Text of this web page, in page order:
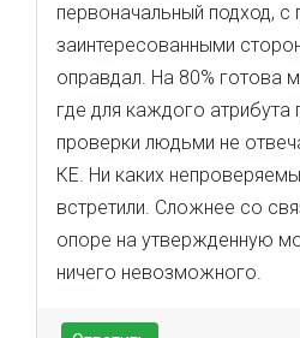
первоначальный подход, с
заинтересованными
оправдал. На 80% готова
где для каждого атрибута
проверки людьми не
КЕ. Ни каких
встретили. Сложнее со
опоре на утвержденную
ничего невозможного.